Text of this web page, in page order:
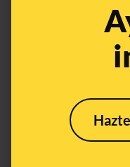
Alagoas
Oct 31,